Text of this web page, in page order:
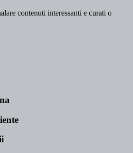
contenuti interessanti e curati o